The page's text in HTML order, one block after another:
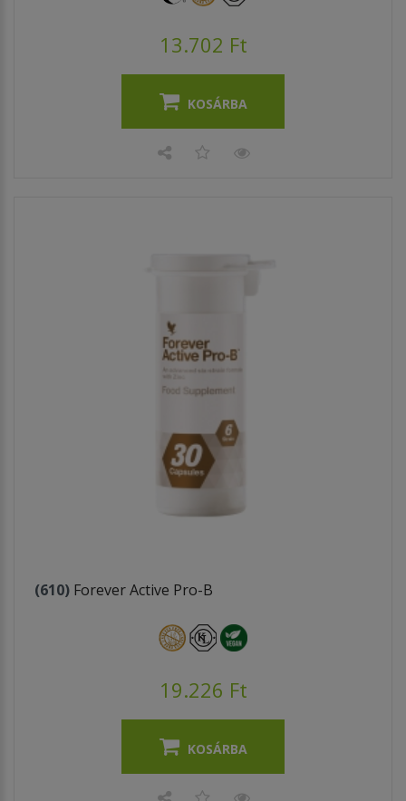
13.702 Ft
KOSÁRBA
(610) Forever Active Pro-B
19.226 Ft
KOSÁRBA